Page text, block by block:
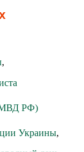
,
РФ)
Украины,